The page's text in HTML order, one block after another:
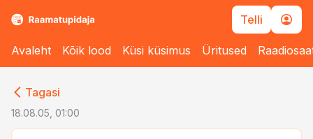
Telli
Avaleht Kõik lood Küsi küsimus Üritused
Tagasi
18.08.05, 01:00